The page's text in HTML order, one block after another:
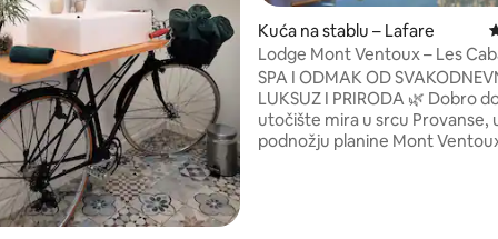
236 Kuća na stablu – Lafare
Lodge Mont Ventoux – Les
Provence
SPA I ODMAK OD
LUKSUZ I PRIRODA 🌿 Dobro
utočište mira u srcu Provanse,
podnožju planine Mont